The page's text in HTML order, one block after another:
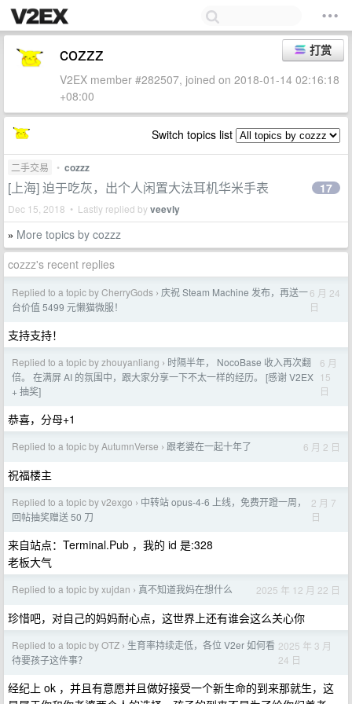
打赏
cozzz
V2EX member #282507, joined on 2018-01-14 02:16:18
+08:00
Switch topics list
二手交易 • cozzz
[上海] 迫于吃灰，出个人闲置大法耳机华米手表
Dec 15, 2018 • Lastly replied byveevly
17
» More topics by cozzz
cozzz's recent replies
Replied to a topic by CherryGods › 庆祝 Steam Machine 发布，再送一
台价值 5499 元懒猫微服！
6 月 24
日
支持支持！
Replied to a topic by zhouyanliang › 时隔半年， NocoBase 收入再次翻
倍。 在满屏 AI 的氛围中，跟大家分享一下不太一样的经历。 [感谢 V2EX
+ 抽奖]
6 月
15
日
恭喜，分母+1
Replied to a topic by AutumnVerse › 跟老婆在一起十年了 6 月 2 日
祝福楼主
Replied to a topic by v2exgo › 中转站 opus-4-6 上线，免费开蹬一周，
回帖抽奖赠送 50 刀
2 月 7
日
来自站点：Terminal.Pub ，我的 id 是:328
老板大气
Replied to a topic by xujdan › 真不知道我妈在想什么 2025 年 12 月 22 日
珍惜吧，对自己的妈妈耐心点，这世界上还有谁会这么关心你
Replied to a topic by OTZ › 生育率持续走低，各位 V2er 如何看
待要孩子这件事？
2025 年 3 月
24 日
经纪上 ok ，并且有意愿并且做好接受一个新生命的到来那就生，这